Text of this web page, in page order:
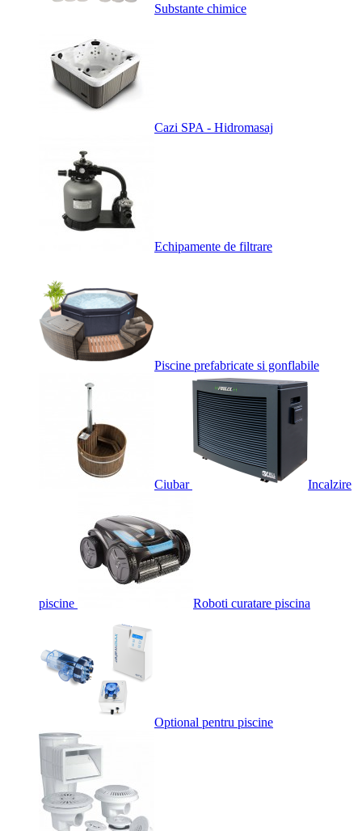
Substante chimice
Cazi SPA - Hidromasaj
Echipamente de filtrare
Piscine prefabricate si gonflabile
Ciubar Incalzire
piscine Roboti curatare piscina
Optional pentru piscine